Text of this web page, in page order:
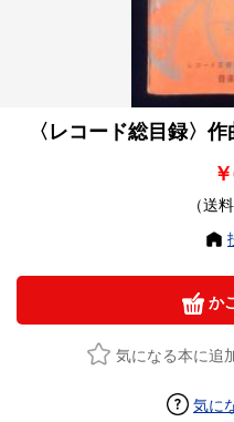
〈レコード総目録〉
（送
か
気になる本に追
気に